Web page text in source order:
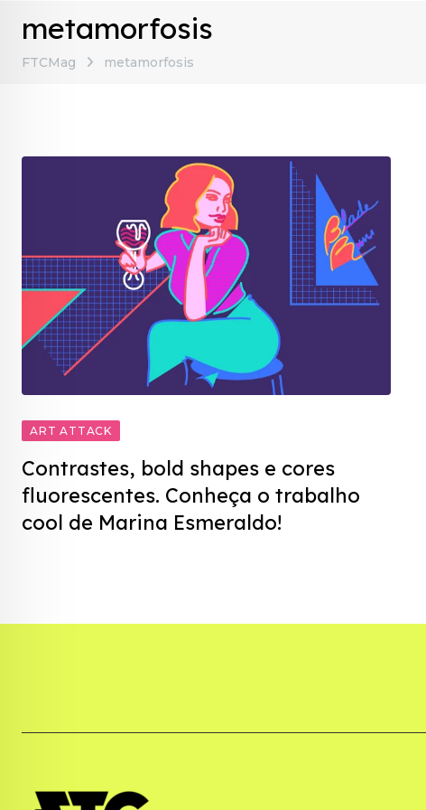
metamorfosis
FTCMag metamorfosis
ART ATTACK
Contrastes, bold shapes e cores
fluorescentes. Conheça o trabalho
cool de Marina Esmeraldo!